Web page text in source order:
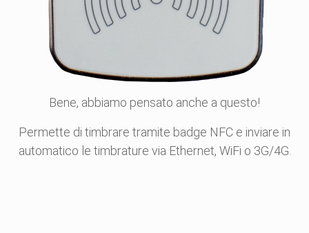
Bene, abbiamo pensato anche a questo!
Permette di timbrare tramite badge NFC e inviare in
automatico le timbrature via Ethernet, WiFi o 3G/4G.